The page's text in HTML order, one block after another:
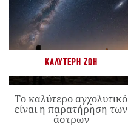
ΚΑΛΎΤΕΡΗ ΖΩΉ
Το καλύτερο αγχολυτικό
είναι η παρατήρηση των
άστρων